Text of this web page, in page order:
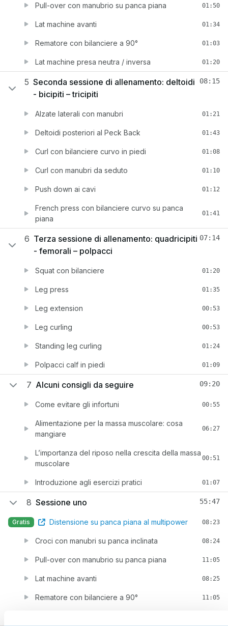
Pull-over con manubrio su panca piana 01:50
Lat machine avanti 01:34
Rematore con bilanciere a 90° 01:03
Lat machine presa neutra / inversa 01:20
5 Seconda sessione di allenamento: deltoidi
- bicipiti – tricipiti
08:15
Alzate laterali con manubri 01:21
Deltoidi posteriori al Peck Back 01:43
Curl con bilanciere curvo in piedi 01:08
Curl con manubri da seduto 01:10
Push down ai cavi 01:12
French press con bilanciere curvo su panca
piana
01:41
6 Terza sessione di allenamento: quadricipiti
- femorali – polpacci
07:14
Squat con bilanciere 01:20
Leg press 01:35
Leg extension 00:53
Leg curling 00:53
Standing leg curling 01:24
Polpacci calf in piedi 01:09
7 Alcuni consigli da seguire 09:20
Come evitare gli infortuni 00:55
Alimentazione per la massa muscolare: cosa
mangiare
06:27
L’importanza del riposo nella crescita della massa
muscolare
00:51
Introduzione agli esercizi pratici 01:07
8 Sessione uno 55:47
Gratis Distensione su panca piana al multipower 08:23
Croci con manubri su panca inclinata 08:24
Pull-over con manubrio su panca piana 11:05
Lat machine avanti 08:25
Rematore con bilanciere a 90° 11:05